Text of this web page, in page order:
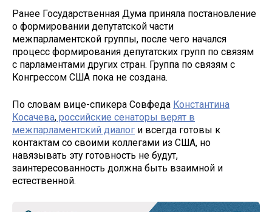
Ранее Государственная Дума приняла постановление
о формировании депутатской части
межпарламентской группы, после чего начался
процесс формирования депутатских групп по связям
с парламентами других стран. Группа по связям с
Конгрессом США пока не создана.
По словам вице-спикера Совфеда Константина
Косачева, российские сенаторы верят в
межпарламентский диалог и всегда готовы к
контактам со своими коллегами из США, но
навязывать эту готовность не будут,
заинтересованность должна быть взаимной и
естественной.